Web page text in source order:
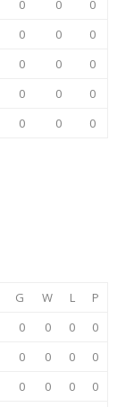
0 0
0
0 0
0
0 0
0
0 0
0
0 0 0
G W L
P
0 0 0
0
0 0 0
0
0 0 0
0